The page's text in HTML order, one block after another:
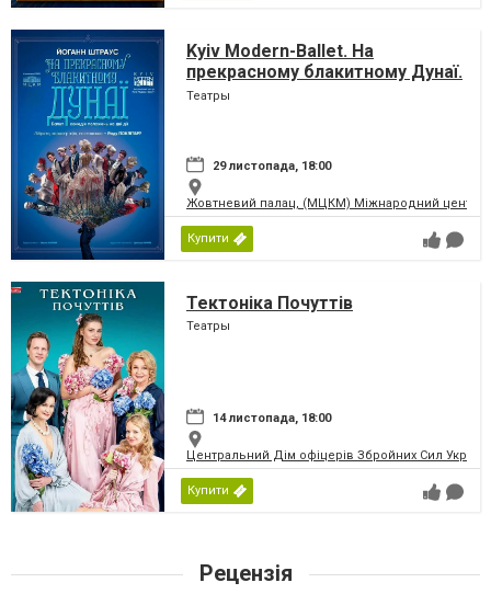
Kyiv Modern-Ballet. На
прекрасному блакитному Дунаї.
Раду Поклітару
Театры
29 листопада, 18:00
Жовтневий палац, (МЦКМ) Міжнародний центр
Купити
Тектоніка Почуттів
Театры
14 листопада, 18:00
Центральний Дім офіцерів Збройних Сил
Купити
Рецензія